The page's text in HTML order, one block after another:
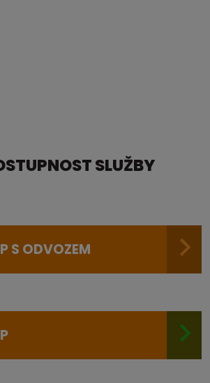
SLUŽBY
S ODVOZEM